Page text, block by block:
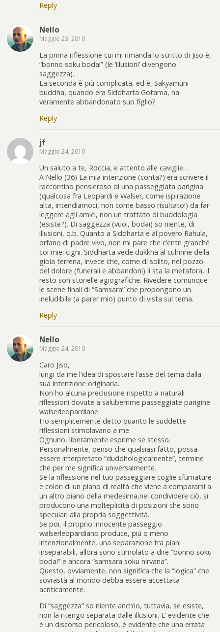
Reply
Nello
Maggio 23, 2010
La prima riflessione cui mi rimanda lo scritto di Jiso è,
“bonno soku bodai” (le ‘illusioni’ divengono
saggezza).
La seconda è più complicata, ed è, Sakyamuni
buddha, quando era Siddharta Gotama, ha
veramente abbandonato suo figlio?
Reply
jf
Maggio 24, 2010
Un saluto a te, Roccia, e attento alle caviglie…
A Nello (36) La mia intenzione (conta?) era scrivere il
raccontino pensieroso di una passeggiata parigina
(qualcosa fra Leopardi e Walser, come ispirazione
alta, intendiamoci, non come basso risultato!) da far
leggere agli amici, non un trattato di buddologia
(esiste?). Di saggezza (vuoi, bodai) so niente, di
illusioni, q.b. Quanto a Siddharta e al povero Rahula,
orfano di padre vivo, non mi pare che c’entri granché
coi miei cigni. Siddharta vede dukkha al culmine della
gioia terrena, invece che, come di solito, nel pozzo
del dolore (funerali e abbandoni) lì sta la metafora, il
resto son storielle agiografiche. Rivedere comunque
le scene finali di “Samsara” che propongono un
ineludibile (a parer mio) punto di vista sul tema.
Reply
Nello
Maggio 24, 2010
Caro Jiso,
lungi da me l’idea di spostare l’asse del tema dalla
sua intenzione originaria.
Non ho alcuna preclusione rispetto a naturali
riflessioni dovute a saluberrime passeggiate parigine
walserleopardiane.
Ho semplicemente detto quanto le suddette
riflessioni stimolavano a me.
Ognuno, liberamente esprime se stesso.
Personalmente, penso che qualsiasi fatto, possa
essere interpretato “duddhologicamente”, termine
che per me significa universalmente.
Se la riflessione nel tuo passeggiare coglie sfumature
e colori di un piano di realtà che viene a compararsi a
un altro piano della medesima,nel condividere ciò, si
producono una molteplicità di posizioni che sono
speculari alla propria soggettività.
Se poi, il proprio innocente passeggio
walserleopardiano produce, più o meno
intenzionalmente, una separazione tra piani
inseparabili, allora sono stimolato a dire “bonno soku
bodai” e ancora “samsara soku nirvana”.
Questo, ovviamente, non significa che la “logica” che
sovrastà al mondo debba essere accettata
acriticamente.
Di “saggezza” so niente anch’io, tuttavia, se esiste,
non la ritengo separata dalle illusioni. E’ evidente che
è un discorso pericoloso, è evidente che una errata